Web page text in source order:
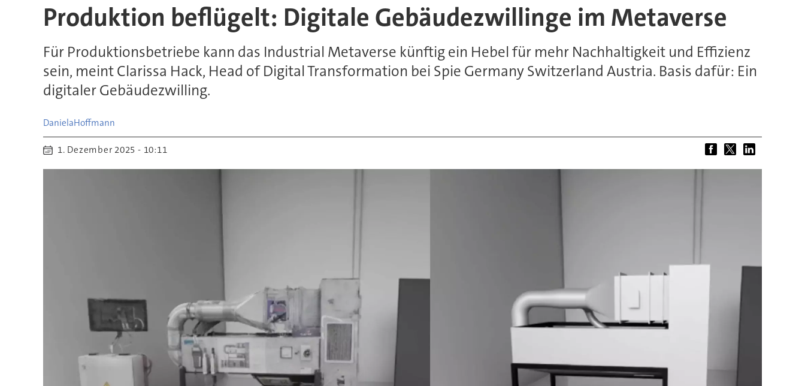
Produktion beflügelt: Digitale Gebäudezwillinge im Metaverse
Für Produktionsbetriebe kann das Industrial Metaverse künftig ein Hebel für mehr Nachhaltigkeit und Effizienz
sein, meint Clarissa Hack, Head of Digital Transformation bei Spie Germany Switzerland Austria. Basis dafür: Ein
digitaler Gebäudezwilling.
DanielaHoffmann
1. Dezember 2025 - 10:11